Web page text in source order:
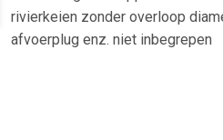
rivierkeien zonder overloop
afvoerplug enz. niet inbegrepen